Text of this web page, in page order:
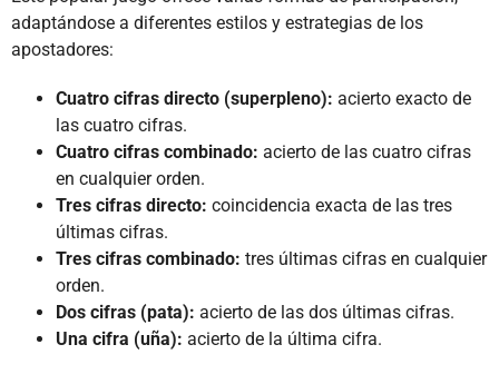
adaptándose a diferentes estilos y estrategias de los
apostadores:
Cuatro cifras directo (superpleno): acierto exacto de
las cuatro cifras.
Cuatro cifras combinado: acierto de las cuatro cifras
en cualquier orden.
Tres cifras directo: coincidencia exacta de las tres
últimas cifras.
Tres cifras combinado: tres últimas cifras en cualquier
orden.
Dos cifras (pata): acierto de las dos últimas cifras.
Una cifra (uña): acierto de la última cifra.